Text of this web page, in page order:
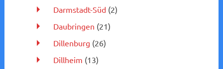
Darmstadt-Süd(2)
Daubringen (21)
Dillenburg (26)
Dillheim (13)